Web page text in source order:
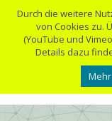
Durch die weitere
von Cookies zu.
(YouTube und
Details dazu